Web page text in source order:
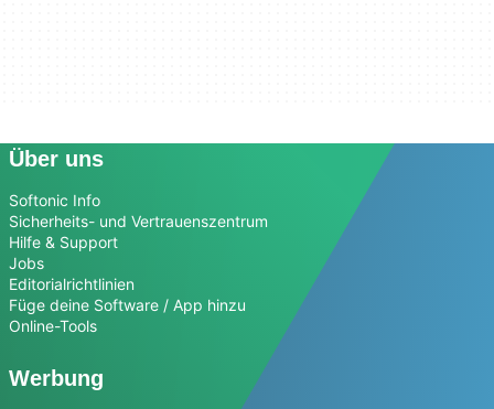
Über uns
Softonic Info
Sicherheits- und Vertrauenszentrum
Hilfe & Support
Jobs
Editorialrichtlinien
Füge deine Software / App hinzu
Online-Tools
Werbung